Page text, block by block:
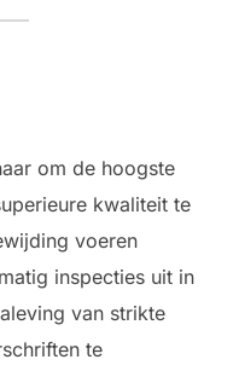
om de hoogste
kwaliteit te
voeren
inspecties uit in
van strikte
te